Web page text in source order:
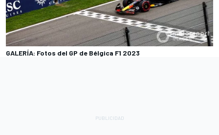
GALERÍA: Fotos del GP de Bélgica F1 2023